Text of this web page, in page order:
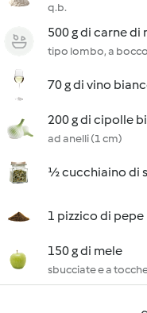
q.b.
500 g di carne di
tipo lombo, a
70 g di vino
200 g di cipolle
ad anelli (1 cm)
½ cucchiaino di
1 pizzico di
150 g di mele
sbucciate e a